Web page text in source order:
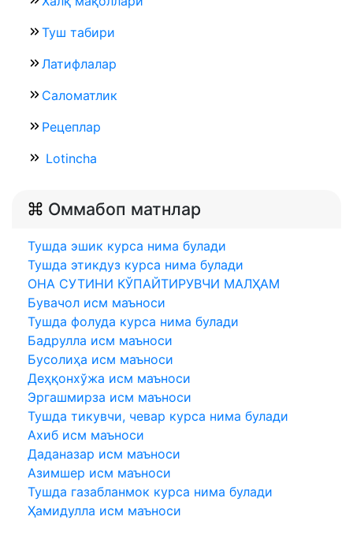
Туш табири
Латифлалар
Саломатлик
Рецеплар
Lotincha
Оммабоп матнлар
Тушда эшик курса нима булади
Тушда этикдуз курса нима булади
ОНА СУТИНИ КЎПАЙТИРУВЧИ МАЛҲАМ
Бувачол исм маъноси
Тушда фолуда курса нима булади
Бадрулла исм маъноси
Бусолиҳа исм маъноси
Деҳқонхўжа исм маъноси
Эргашмирза исм маъноси
Тушда тикувчи, чевар курса нима булади
Ахиб исм маъноси
Даданазар исм маъноси
Азимшер исм маъноси
Тушда газабланмок курса нима булади
Ҳамидулла исм маъноси